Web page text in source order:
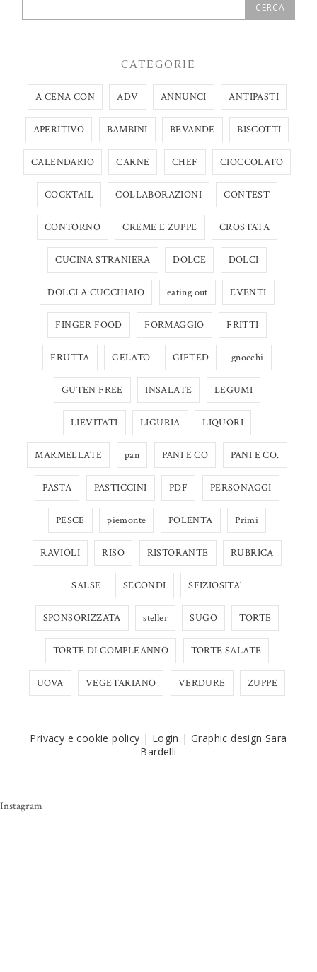
CATEGORIE
A CENA CON ADV ANNUNCI ANTIPASTI
APERITIVO BAMBINI BEVANDE BISCOTTI
CALENDARIO CARNE CHEF CIOCCOLATO
COCKTAIL COLLABORAZIONI CONTEST
CONTORNO CREME E ZUPPE CROSTATA
CUCINA STRANIERA DOLCE DOLCI
DOLCI A CUCCHIAIO eating out EVENTI
FINGER FOOD FORMAGGIO FRITTI
FRUTTA GELATO GIFTED gnocchi
GUTEN FREE INSALATE LEGUMI
LIEVITATI LIGURIA LIQUORI
MARMELLATE pan PANI E CO PANI E CO.
PASTA PASTICCINI PDF PERSONAGGI
PESCE piemonte POLENTA Primi
RAVIOLI RISO RISTORANTE RUBRICA
SALSE SECONDI SFIZIOSITA'
SPONSORIZZATA steller SUGO TORTE
TORTE DI COMPLEANNO TORTE SALATE
UOVA VEGETARIANO VERDURE ZUPPE
Privacy e cookie policy | Login | Graphic design Sara
Bardelli
Instagram